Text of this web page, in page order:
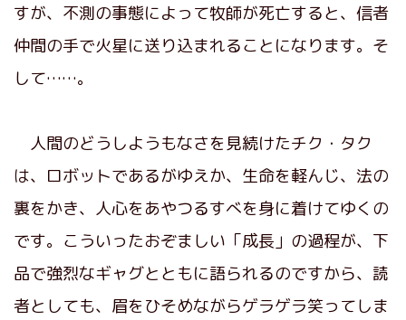
すが、不測の事態によって牧師が死亡すると、信者
仲間の手で火星に送り込まれることになります。そ
して……。
人間のどうしようもなさを見続けたチク・タク
は、ロボットであるがゆえか、生命を軽んじ、法の
裏をかき、人心をあやつるすべを身に着けてゆくの
です。こういったおぞましい「成長」の過程が、下
品で強烈なギャグとともに語られるのですから、読
者としても、眉をひそめながらゲラゲラ笑ってしま